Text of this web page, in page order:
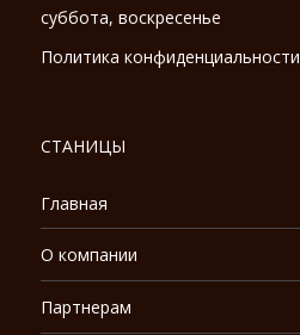
суббота, воскресенье
Политика конфиденциальности
СТАНИЦЫ
Главная
О компании
Партнерам